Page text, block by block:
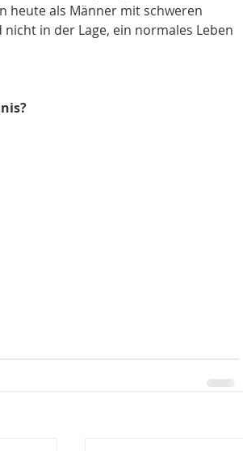
heute als Männer mit schweren
in der Lage, ein normales Leben